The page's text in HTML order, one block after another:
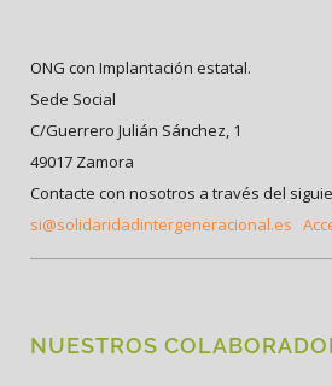
ONG con Implantación estatal.
Sede Social
C/Guerrero Julián Sánchez, 1
49017 Zamora
Contacte con nosotros a través del
si@solidaridadintergeneracional.es
NUESTROS